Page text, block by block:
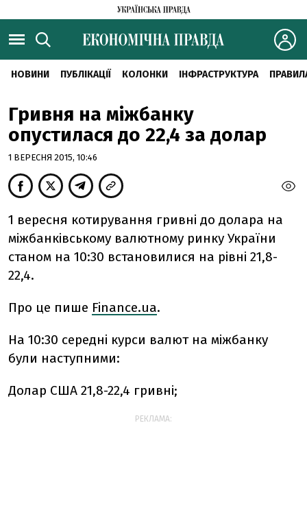
НОВИНИ ПУБЛІКАЦІЇ КОЛОНКИ ІНФРАСТРУКТУРА
Гривня на міжбанку
опустилася до 22,4 за долар
1 ВЕРЕСНЯ 2015, 10:46
1 вересня котирування гривні до долара на
міжбанківському валютному ринку України
станом на 10:30 встановилися на рівні 21,8-
22,4.
Про це пише Finanсe.ua.
На 10:30 середні курси валют на міжбанку
були наступними:
Долар США 21,8-22,4 гривні;
РЕКЛАМА: